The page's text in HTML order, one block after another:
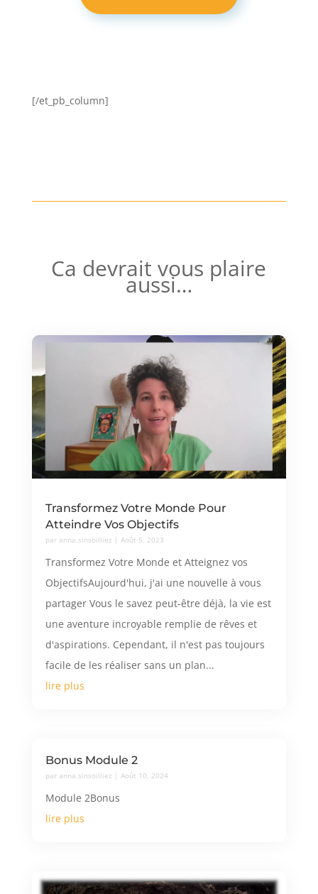
[/et_pb_column]
Ca devrait vous plaire
aussi…
Transformez Votre Monde Pour
Atteindre Vos Objectifs
par anna.sinsoilliez | Août 5, 2023
Transformez Votre Monde et Atteignez vos
ObjectifsAujourd'hui, j'ai une nouvelle à vous
partager Vous le savez peut-être déjà, la vie est
une aventure incroyable remplie de rêves et
d'aspirations. Cependant, il n'est pas toujours
facile de les réaliser sans un plan...
lire plus
Bonus Module 2
par anna.sinsoilliez | Août 10, 2024
Module 2Bonus
lire plus